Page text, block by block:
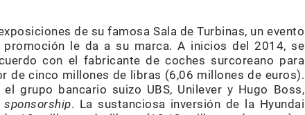
de su famosa Sala de Turbinas, un evento
le da a su marca. A inicios del 2014, se
con el fabricante de coches surcoreano para
de cinco millones de libras (6,06 millones de euros).
grupo bancario suizo UBS, Unilever y Hugo Boss,
sponsorship. La sustanciosa inversión de la Hyundai